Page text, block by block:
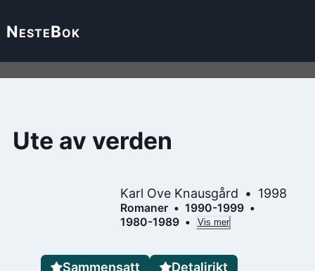
NesteBok
Ute av verden
Karl Ove Knausgård 1998
Romaner
1990-1999
1980-1989
Vis mer
Sammensatt
Detaljrikt